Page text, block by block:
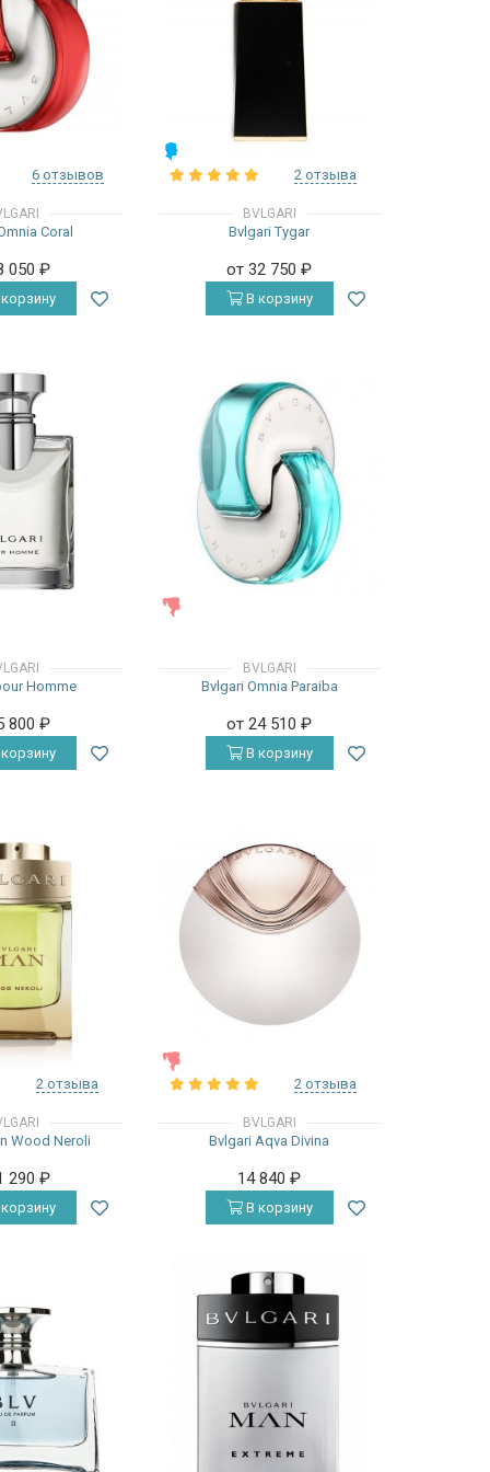
6 отзывов
Coral
050₽
2 отзыва
BVLGARI
Bvlgari Tygar
от 32 750₽
В корзину
Homme
800₽
BVLGARI
Bvlgari Omnia Paraiba
от 24 510₽
В корзину
2 отзыва
Wood Neroli
290₽
2 отзыва
BVLGARI
Bvlgari Aqva Divina
14 840₽
В корзину